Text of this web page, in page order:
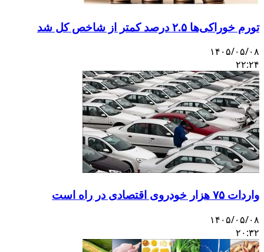
تورم خوراکی‌ها ۲.۵ درصد کمتر از شاخص کل شد
۱۴۰۵/۰۵/۰۸
۲۲:۲۴
واردات ۷۵ هزار خودروی اقتصادی در راه است
۱۴۰۵/۰۵/۰۸
۲۰:۳۲